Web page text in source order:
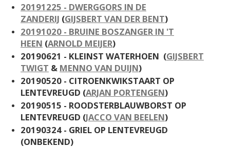
20191225 - DWERGGORS IN DE
ZANDERIJ (GIJSBERT VAN DER BENT)
20191020 - BRUINE BOSZANGER IN 'T
HEEN (ARNOLD MEIJER)
20190621 - KLEINST WATERHOEN (GIJSBERT
TWIGT & MENNO VAN DUIJN)
20190520 - CITROENKWIKSTAART OP
LENTEVREUGD (ARJAN PORTENGEN)
20190515 - ROODSTERBLAUWBORST OP
LENTEVREUGD (JACCO VAN BEELEN)
20190324 - GRIEL OP LENTEVREUGD
(ONBEKEND)